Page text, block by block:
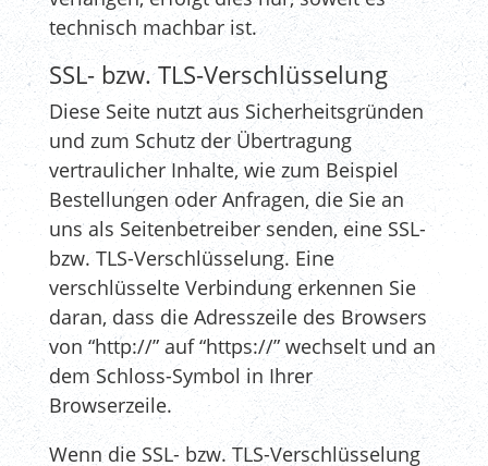
technisch machbar ist.
SSL- bzw. TLS-Verschlüsselung
Diese Seite nutzt aus Sicherheitsgründen
und zum Schutz der Übertragung
vertraulicher Inhalte, wie zum Beispiel
Bestellungen oder Anfragen, die Sie an
uns als Seitenbetreiber senden, eine SSL-
bzw. TLS-Verschlüsselung. Eine
verschlüsselte Verbindung erkennen Sie
daran, dass die Adresszeile des Browsers
von “http://” auf “https://” wechselt und an
dem Schloss-Symbol in Ihrer
Browserzeile.
Wenn die SSL- bzw. TLS-Verschlüsselung